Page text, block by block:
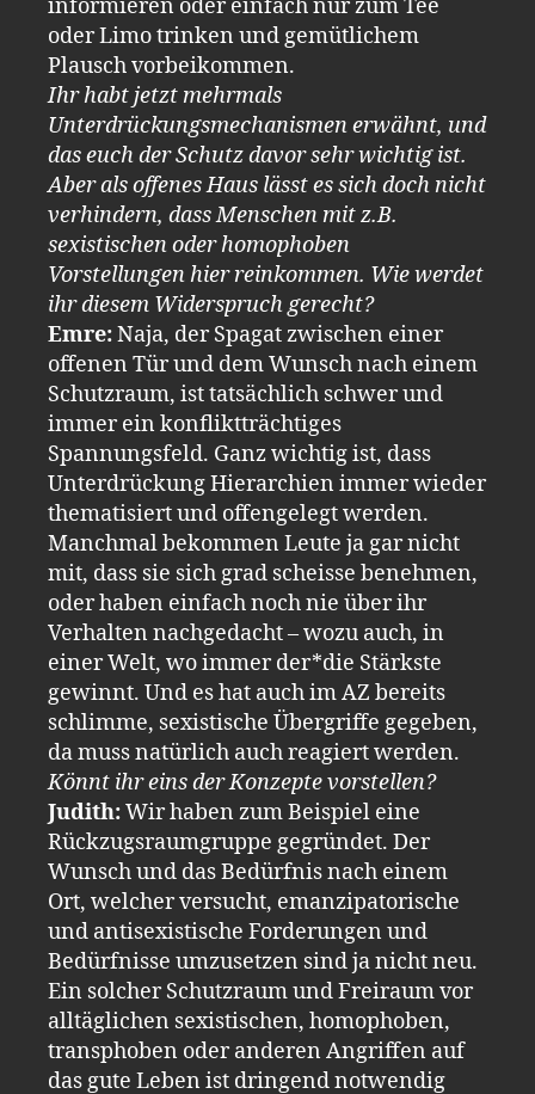
informieren oder einfach nur zum Tee
oder Limo trinken und gemütlichem
Plausch vorbeikommen.
Ihr habt jetzt mehrmals
Unterdrückungsmechanismen erwähnt, und
das euch der Schutz davor sehr wichtig ist.
Aber als offenes Haus lässt es sich doch nicht
verhindern, dass Menschen mit z.B.
sexistischen oder homophoben
Vorstellungen hier reinkommen. Wie werdet
ihr diesem Widerspruch gerecht?
Emre:Naja, der Spagat zwischen einer
offenen Tür und dem Wunsch nach einem
Schutzraum, ist tatsächlich schwer und
immer ein konfliktträchtiges
Spannungsfeld. Ganz wichtig ist, dass
Unterdrückung Hierarchien immer wieder
thematisiert und offengelegt werden.
Manchmal bekommen Leute ja gar nicht
mit, dass sie sich grad scheisse benehmen,
oder haben einfach noch nie über ihr
Verhalten nachgedacht – wozu auch, in
einer Welt, wo immer der*die Stärkste
gewinnt. Und es hat auch im AZ bereits
schlimme, sexistische Übergriffe gegeben,
da muss natürlich auch reagiert werden.
Könnt ihr eins der Konzepte vorstellen?
Judith:Wir haben zum Beispiel eine
Rückzugsraumgruppe gegründet. Der
Wunsch und das Bedürfnis nach einem
Ort, welcher versucht, emanzipatorische
und antisexistische Forderungen und
Bedürfnisse umzusetzen sind ja nicht neu.
Ein solcher Schutzraum und Freiraum vor
alltäglichen sexistischen, homophoben,
transphoben oder anderen Angriffen auf
das gute Leben ist dringend notwendig